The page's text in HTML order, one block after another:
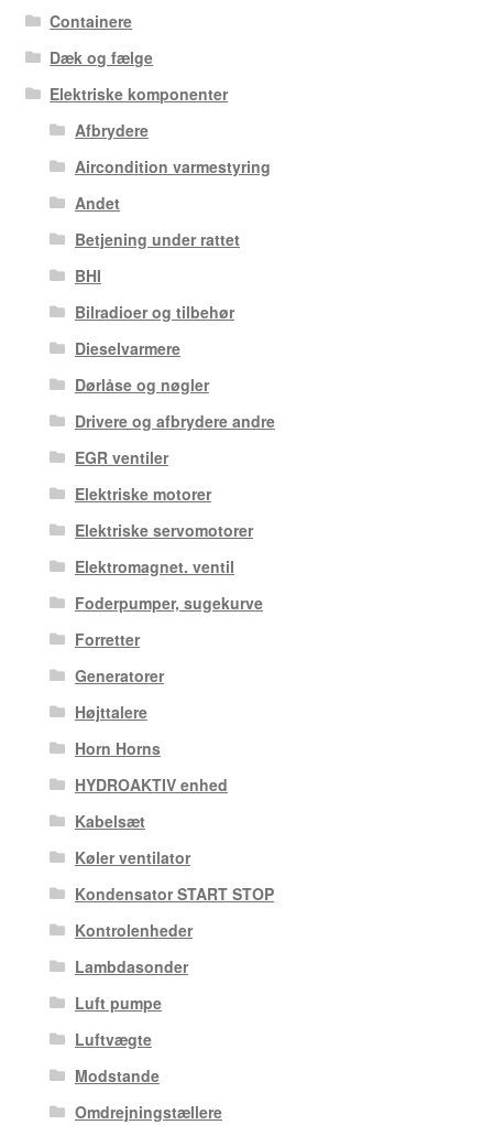
Containere
Dæk og fælge
Elektriske komponenter
Afbrydere
Aircondition varmestyring
Andet
Betjening under rattet
BHI
Bilradioer og tilbehør
Dieselvarmere
Dørlåse og nøgler
Drivere og afbrydere andre
EGR ventiler
Elektriske motorer
Elektriske servomotorer
Elektromagnet. ventil
Foderpumper, sugekurve
Forretter
Generatorer
Højttalere
Horn Horns
HYDROAKTIV enhed
Kabelsæt
Køler ventilator
Kondensator START STOP
Kontrolenheder
Lambdasonder
Luft pumpe
Luftvægte
Modstande
Omdrejningstællere